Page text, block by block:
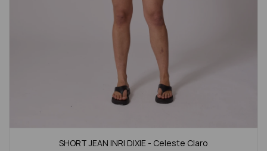
SHORT JEAN INRI DIXIE - Celeste Claro